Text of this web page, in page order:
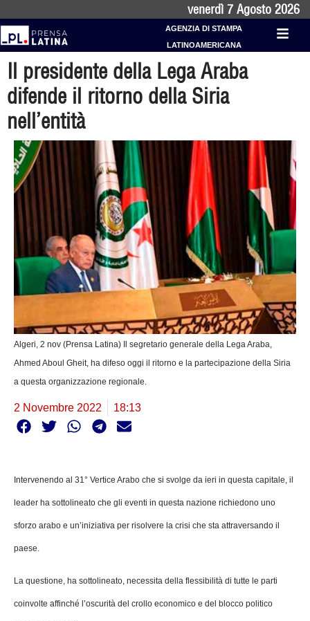
venerdì 7 Agosto 2026
AGENZIA DI STAMPA
LATINOAMERICANA
Il presidente della Lega Araba
difende il ritorno della Siria
nell’entità
Algeri, 2 nov (Prensa Latina) Il segretario generale della Lega Araba,
Ahmed Aboul Gheit, ha difeso oggi il ritorno e la partecipazione della Siria
a questa organizzazione regionale.
2 Novembre 2022 18:13
Intervenendo al 31° Vertice Arabo che si svolge da ieri in questa capitale, il
leader ha sottolineato che gli eventi in questa nazione richiedono uno
sforzo arabo e un’iniziativa per risolvere la crisi che sta attraversando il
paese.
La questione, ha sottolineato, necessita della flessibilità di tutte le parti
coinvolte affinché l’oscurità del crollo economico e del blocco politico